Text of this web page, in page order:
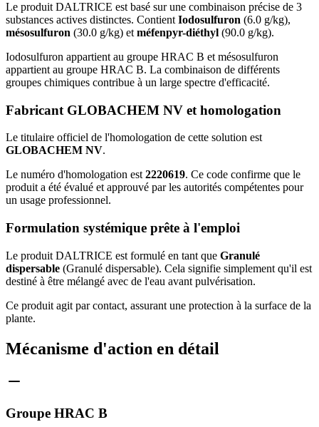
Le produit DALTRICE est basé sur une combinaison précise de 3
substances actives distinctes. Contient Iodosulfuron (6.0 g/kg),
mésosulfuron (30.0 g/kg) et méfenpyr-diéthyl (90.0 g/kg).
Iodosulfuron appartient au groupe HRAC B et mésosulfuron
appartient au groupe HRAC B. La combinaison de différents
groupes chimiques contribue à un large spectre d'efficacité.
Fabricant GLOBACHEM NV et homologation
Le titulaire officiel de l'homologation de cette solution est
GLOBACHEM NV.
Le numéro d'homologation est2220619. Ce code confirme que le
produit a été évalué et approuvé par les autorités compétentes pour
un usage professionnel.
Formulation systémique prête à l'emploi
Le produit DALTRICE est formulé en tant que Granulé
dispersable (Granulé dispersable). Cela signifie simplement qu'il est
destiné à être mélangé avec de l'eau avant pulvérisation.
Ce produit agit par contact, assurant une protection à la surface de la
plante.
Mécanisme d'action en détail
Groupe HRAC B